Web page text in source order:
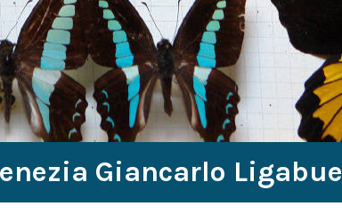
Giancarlo Ligabue